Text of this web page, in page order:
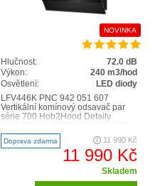
NOVINKA
Hlučnost:
72.0 dB
Výkon:
240 m3/hod
Osvětlení:
LED diody
LFV446K PNC 942 051 607
Vertikální komínový odsavač par
série 700 Hob2Hood Detaily
Breeze osvěží vzduch vaší ku..
Doprava zdarma 11 990 Kč
11 990 Kč
Skladem